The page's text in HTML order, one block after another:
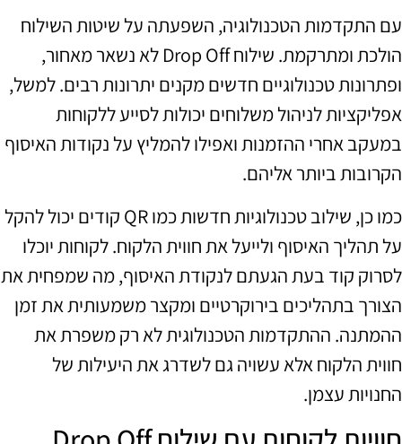
עם התקדמות הטכנולוגיה, השפעתה על שיטות השילוח
הולכת ומתרקמת. שילוח Drop Off לא נשאר מאחור,
ופתרונות טכנולוגיים חדשים מקנים יתרונות רבים. למשל,
אפליקציות לניהול משלוחים יכולות לסייע ללקוחות
במעקב אחרי ההזמנות ואפילו להמליץ על נקודות האיסוף
הקרובות ביותר אליהם.
כמו כן, שילוב טכנולוגיות חדשות כמו QR קודים יכול להקל
על תהליך האיסוף ולייעל את חווית הלקוח. לקוחות יוכלו
לסרוק קוד בעת הגעתם לנקודת האיסוף, מה שמפחית את
הצורך בתהליכים בירוקרטיים ומקצר משמעותית את זמן
ההמתנה. ההתקדמות הטכנולוגית לא רק משפרת את
חווית הלקוח אלא עשויה גם לשדרג את היעילות של
החנויות עצמן.